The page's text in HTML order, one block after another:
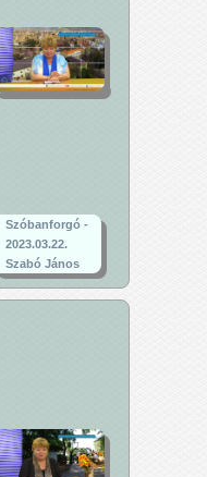
Szóbanforgó -
2023.03.22.
Szabó János